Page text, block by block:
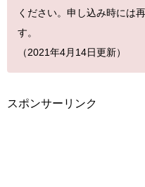
ください。申し込み時には
す。
（2021年4月14日更新）
スポンサーリンク